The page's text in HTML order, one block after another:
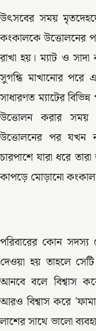
উৎসবের সময়
কংকালকে উত্তোলনের
রাখা হয়। ম্যাট ও
সুগন্ধি মাখানোর পরে
সাধারণত ম্যাটের
উত্তোলন করার সময়
উত্তোলনের পর যখন
চারপাশে যারা ধরে
কাপড়ে মোড়ানো কংকাল
পরিবারের কোন
দেওয়া হয় তাহলে
আনবে বলে বিশ্বাস করে
আরও বিশ্বাস করে
লাশের সাথে ভালো